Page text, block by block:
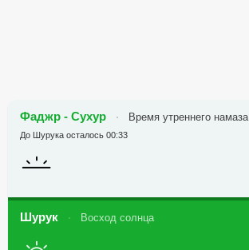
Фаджр - Сухур Время утреннего намаза
До Шурука осталось 00:33
Шурук Восход солнца